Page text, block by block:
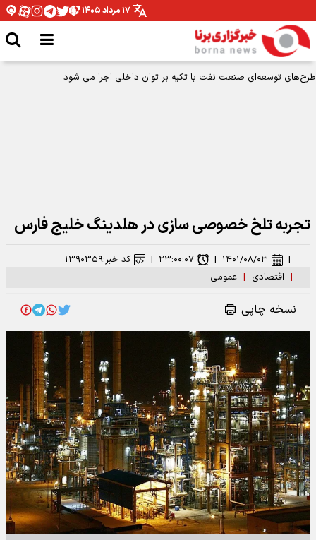
۱۷ مرداد ۱۴۰۵
طرح‌های توسعه‌ای صنعت نفت با تکیه بر توان داخلی اجرا می شود
تجربه تلخ خصوصی سازی در هلدینگ خلیج فارس
| اقتصادی | عمومی
| ۱۴۰۱/۰۸/۰۳ | ۲۳:۰۰:۰۷ | کد خبر:۱۳۹۰۳۵۹
نسخه چاپی